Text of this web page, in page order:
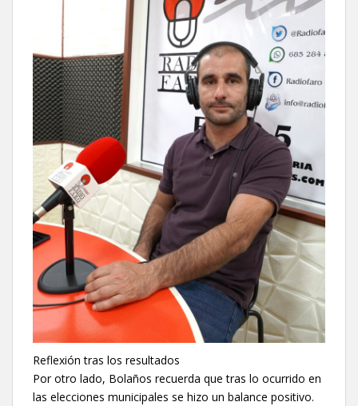
Reflexión tras los resultados
Por otro lado, Bolaños recuerda que tras lo ocurrido en
las elecciones municipales se hizo un balance positivo.